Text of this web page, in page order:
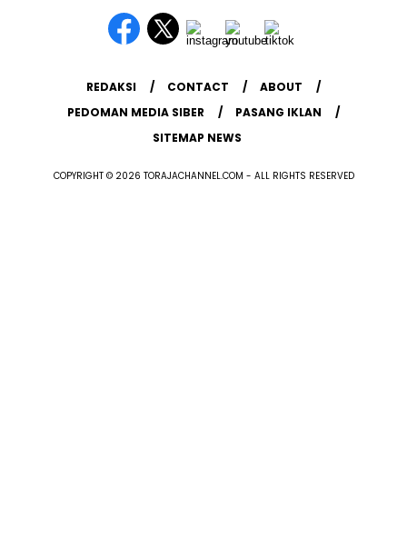
REDAKSI CONTACT
ABOUT
PEDOMAN MEDIA SIBER
PASANG IKLAN
SITEMAP NEWS
COPYRIGHT © 2026 TORAJACHANNEL.COM - ALL RIGHTS RESERVED